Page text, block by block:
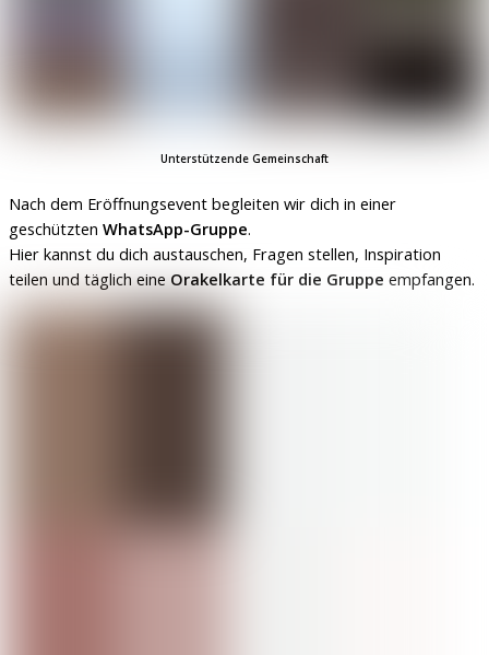
Unterstützende Gemeinschaft
Nach dem Eröffnungsevent begleiten wir dich in einer
geschützten WhatsApp-Gruppe.
Hier kannst du dich austauschen, Fragen stellen, Inspiration
teilen und täglich eine Orakelkarte für die Gruppe empfangen.